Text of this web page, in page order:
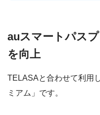
ドラマ好きな人なら
信しています
auスマートパス
を向上
TELASAと合わせて利用
ミアム」です。